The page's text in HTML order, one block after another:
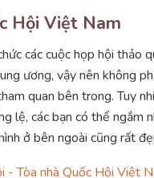
Hội Việt Nam
các cuộc họp hội thảo
ương, vậy nên không
quan bên trong. Tuy
lệ, các bạn có thể ngắm
ở bên ngoài cũng rất